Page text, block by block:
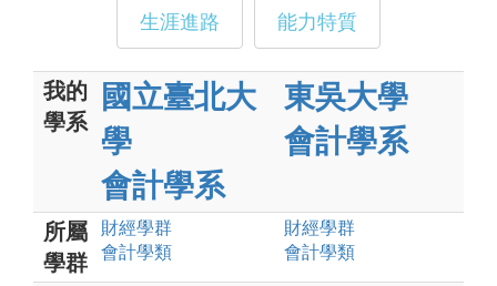
生涯進路 能力特質
我的
學系
國立臺北大
學
會計學系
東吳大學
會計學系
所屬
學群
財經學群
會計學類
財經學群
會計學類